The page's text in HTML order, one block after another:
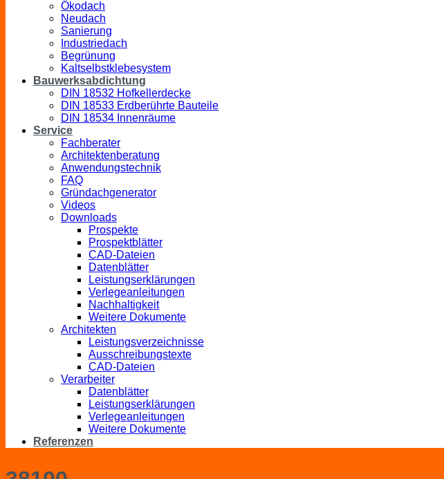
Ökodach
Neudach
Sanierung
Industriedach
Begrünung
Kaltselbstklebesystem
Bauwerksabdichtung
DIN 18532 Hofkellerdecke
DIN 18533 Erdberührte Bauteile
DIN 18534 Innenräume
Service
Fachberater
Architektenberatung
Anwendungstechnik
FAQ
Gründachgenerator
Videos
Downloads
Prospekte
Prospektblätter
CAD-Dateien
Datenblätter
Leistungserklärungen
Verlegeanleitungen
Nachhaltigkeit
Weitere Dokumente
Architekten
Leistungsverzeichnisse
Ausschreibungstexte
CAD-Dateien
Verarbeiter
Datenblätter
Leistungserklärungen
Verlegeanleitungen
Weitere Dokumente
Referenzen